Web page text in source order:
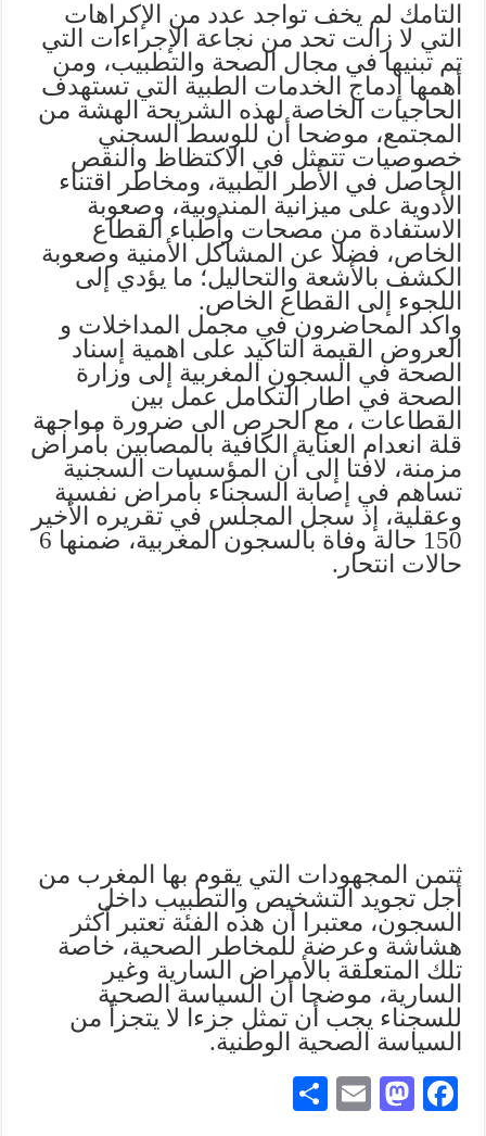
التامك لم يخف تواجد عدد من الإكراهات
التي لا زالت تحد من نجاعة الإجراءات التي
تم تبنيها في مجال الصحة والتطبيب، ومن
أهمها إدماج الخدمات الطبية التي تستهدف
الحاجيات الخاصة لهذه الشريحة الهشة من
المجتمع، موضحا أن للوسط السجني
خصوصيات تتمثل في الاكتظاظ والنقص
الحاصل في الأُطر الطبية، ومخاطر اقتناء
الأدوية على ميزانية المندوبية، وصعوبة
الاستفادة من مصحات وأطباء القطاع
الخاص، فضلا عن المشاكل الأمنية وصعوبة
الكشف بالأشعة والتحاليل؛ ما يؤدي إلى
اللجوء إلى القطاع الخاص.
واكد المحاضرون في مجمل المداخلات و
العروض القيمة التاكيد على اهمية إسناد
الصحة في السجون المغربية إلى وزارة
الصحة في اطار التكامل عمل بين
القطاعات ، مع الحرص الى ضرورة مواجهة
قلة انعدام العناية الكافية بالمصابين بأمراض
مزمنة، لافتا إلى أن المؤسسات السجنية
تساهم في إصابة السجناء بأمراض نفسية
وعقلية، إذ سجل المجلس في تقريره الأخير
150 حالة وفاة بالسجون المغربية، ضمنها 6
حالات انتحار.
ثتمن المجهودات التي يقوم بها المغرب من
أجل تجويد التشخيص والتطبيب داخل
السجون، معتبرا أن هذه الفئة تعتبر أكثر
هشاشة وعرضة للمخاطر الصحية، خاصة
تلك المتعلقة بالأمراض السارية وغير
السارية، موضحا أن السياسة الصحية
للسجناء يجب أن تمثل جزءا لا يتجزأ من
السياسة الصحية الوطنية.
Fa
M
E